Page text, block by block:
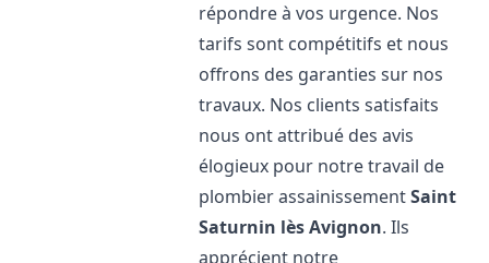
répondre à vos urgence. Nos
tarifs sont compétitifs et nous
offrons des garanties sur nos
travaux. Nos clients satisfaits
nous ont attribué des avis
élogieux pour notre travail de
plombier assainissementSaint
Saturnin lès Avignon. Ils
apprécient notre